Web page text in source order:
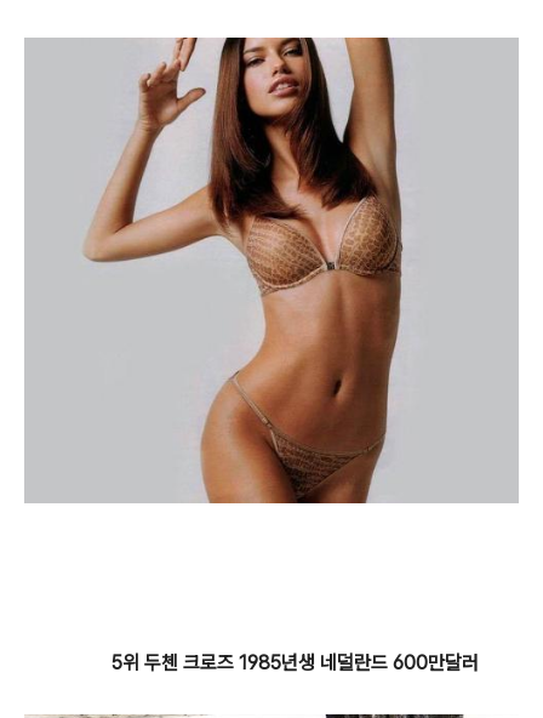
5위 두첸 크로즈 1985년생 네덜란드 600만달러